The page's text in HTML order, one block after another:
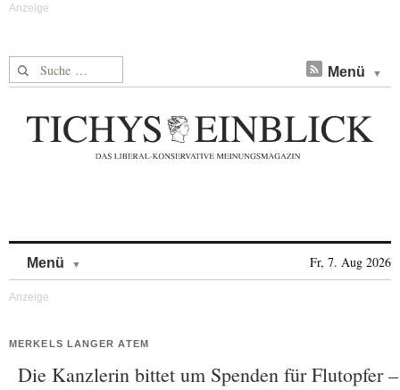
Suche nach: Menü
Menü Fr, 7. Aug 2026
MERKELS LANGER ATEM
Die Kanzlerin bittet um Spenden für Flutopfer –